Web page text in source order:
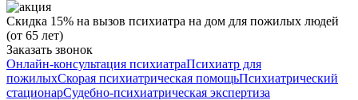
Скидка 15% на вызов психиатра на дом для пожилых людей
(от 65 лет)
Заказать звонок
Онлайн-консультация психиатраПсихиатр для
пожилыхСкорая психиатрическая помощьПсихиатрический
стационарСудебно-психиатрическая экспертиза